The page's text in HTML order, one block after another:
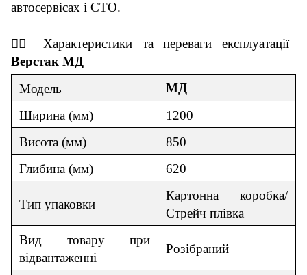
автосервісах і СТО.
👇🏼 Характеристики та переваги експлуатації
Верстак МД
Модель
МД
Ширина (мм)
1200
Висота (мм)
850
Глибина (мм) 620
Тип упаковки
Картонна коробка/
Стрейч плівка
Вид товарупри
відвантаженні
Розібраний